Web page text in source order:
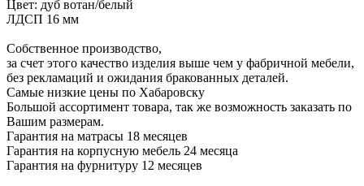
Цвет: дуб вотан/белый
ЛДСП 16 мм
Собственное производство,
за счет этого качество изделия выше чем у фабричной мебели,
без рекламаций и ожидания бракованных деталей.
Самые низкие цены по Хабаровску
Большой ассортимент товара, так же возможность заказать по
Вашим размерам.
Гарантия на матрасы 18 месяцев
Гарантия на корпусную мебель 24 месяца
Гарантия на фурнитуру 12 месяцев